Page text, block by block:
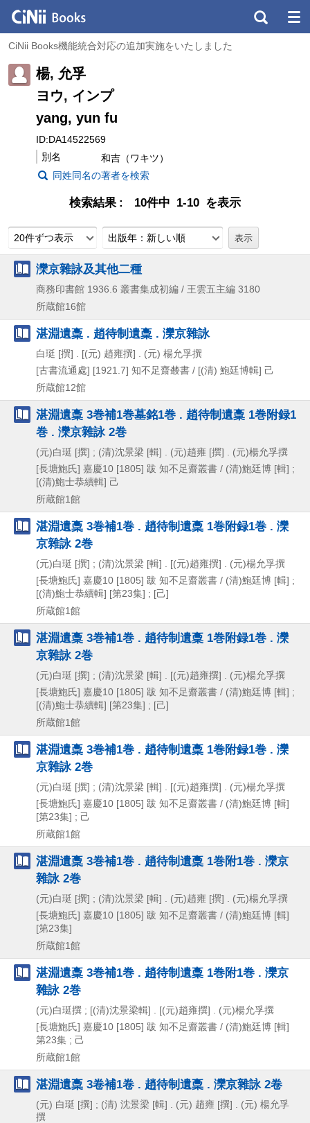
CiNii Books機能統合対応の追加実施をいたしました
楊, 允孚
ヨウ, インプ
yang, yun fu
ID:DA14522569
別名
和吉（ワキツ）
同姓同名の著者を検索
検索結果 10件中 1-10 を表示
20件ずつ表示 出版年：新しい順
灤京雜詠及其他二種
商務印書館 1936.6 叢書集成初編 / 王雲五主編 3180
所蔵館16館
湛淵遺稾 . 趙待制遺稾 . 灤京雜詠
白珽 [撰] . [(元) 趙雍撰] . (元) 楊允孚撰
[古書流通處] [1921.7] 知不足齋樷書 / [(清) 鮑廷博輯] 己
所蔵館12館
湛淵遺稾 3巻補1巻墓銘1巻 . 趙待制遺稾 1巻附録1
巻 . 灤京雜詠 2巻
(元)白珽 [撰] ; (清)沈景梁 [輯] . (元)趙雍 [撰] . (元)楊允孚撰
[長塘鮑氏] 嘉慶10 [1805] 跋 知不足齋叢書 / (清)鮑廷博 [輯] ;
[(清)鮑士恭續輯] 己
所蔵館1館
湛淵遺稾 3巻補1巻 . 趙待制遺稾 1巻附録1巻 . 灤
京雜詠 2巻
(元)白珽 [撰] ; (清)沈景梁 [輯] . [(元)趙雍撰] . (元)楊允孚撰
[長塘鮑氏] 嘉慶10 [1805] 跋 知不足齋叢書 / (清)鮑廷博 [輯] ;
[(清)鮑士恭續輯] [第23集] ; [己]
所蔵館1館
湛淵遺稾 3巻補1巻 . 趙待制遺稾 1巻附録1巻 . 灤
京雜詠 2巻
(元)白珽 [撰] ; (清)沈景梁 [輯] . [(元)趙雍撰] . (元)楊允孚撰
[長塘鮑氏] 嘉慶10 [1805] 跋 知不足齋叢書 / (清)鮑廷博 [輯] ;
[(清)鮑士恭續輯] [第23集] ; [己]
所蔵館1館
湛淵遺稾 3巻補1巻 . 趙待制遺稾 1巻附録1巻 . 灤
京雜詠 2巻
(元)白珽 [撰] ; (清)沈景梁 [輯] . [(元)趙雍撰] . (元)楊允孚撰
[長塘鮑氏] 嘉慶10 [1805] 跋 知不足齋叢書 / (清)鮑廷博 [輯]
[第23集] ; 己
所蔵館1館
湛淵遺稾 3巻補1巻 . 趙待制遺稾 1巻附1巻 . 灤京
雜詠 2巻
(元)白珽 [撰] ; (清)沈景梁 [輯] . (元)趙雍 [撰] . (元)楊允孚撰
[長塘鮑氏] 嘉慶10 [1805] 跋 知不足齋叢書 / (清)鮑廷博 [輯]
[第23集]
所蔵館1館
湛淵遺稾 3巻補1巻 . 趙待制遺稾 1巻附1巻 . 灤京
雜詠 2巻
(元)白珽撰 ; [(清)沈景梁輯] . [(元)趙雍撰] . (元)楊允孚撰
[長塘鮑氏] 嘉慶10 [1805] 跋 知不足齋叢書 / (清)鮑廷博 [輯]
第23集 ; 己
所蔵館1館
湛淵遺稾 3卷補1卷 . 趙待制遺稾 . 灤京雜詠 2卷
(元) 白珽 [撰] ; (清) 沈景梁 [輯] . (元) 趙雍 [撰] . (元) 楊允孚
撰